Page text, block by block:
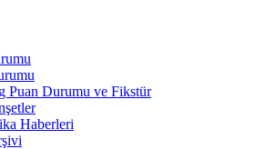
Puan Durumu ve Fikstür
Haberleri